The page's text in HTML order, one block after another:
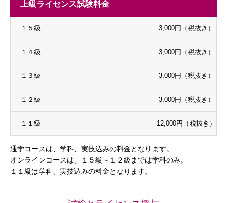
上級ライセンス試験料金
１５級 3,000円（税抜き）
１４級 3,000円（税抜き）
１３級 3,000円（税抜き）
１２級 3,000円（税抜き）
１１級 12,000円（税抜き）
通学コースは、学科、実技込みの料金となります。
オンラインコースは、１５級～１２級までは学科のみ。
１１級は学科、実技込みの料金となります。